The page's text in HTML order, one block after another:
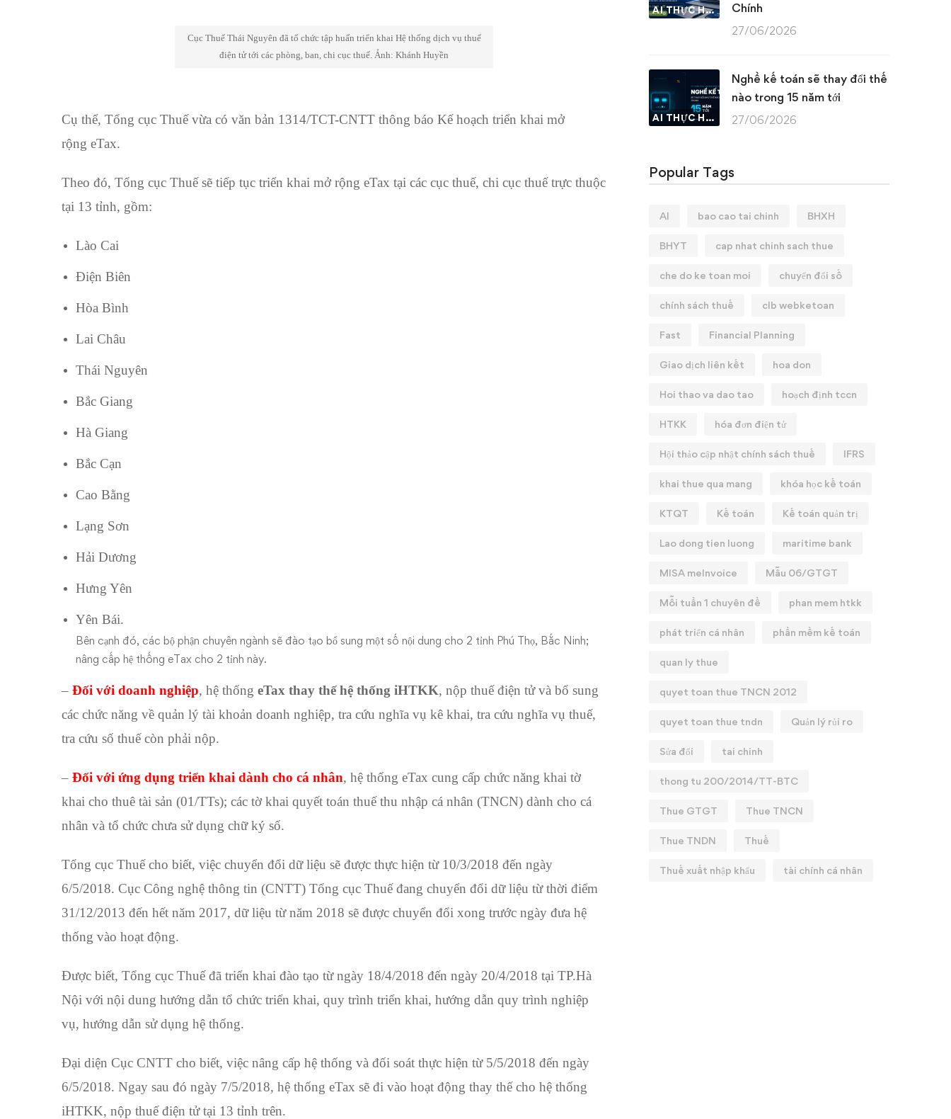
(eTax)
Cục Thuế Thái Nguyên đã tổ chức tập huấn triển khai Hệ thống dịch vụ thuế
điện tử tới các phòng, ban, chi cục thuế. Ảnh: Khánh Huyền
Cụ thể, Tổng cục Thuế vừa có văn bản 1314/TCT-CNTT thông báo Kế hoạch triển khai mở
rộng eTax.
Theo đó, Tổng cục Thuế sẽ tiếp tục triển khai mở rộng eTax tại các cục thuế, chi cục thuế trực thuộc
tại 13 tỉnh, gồm:
Lào Cai
Điện Biên
Hòa Bình
Lai Châu
Thái Nguyên
Bắc Giang
Hà Giang
Bắc Cạn
Cao Bằng
Lạng Sơn
Hải Dương
Hưng Yên
Yên Bái.
Bên cạnh đó, các bộ phận chuyên ngành sẽ đào tạo bổ sung một số nội dung cho 2 tỉnh Phú Thọ, Bắc Ninh;
nâng cấp hệ thống eTax cho 2 tỉnh này.
– Đối với doanh nghiệp, hệ thống eTax thay thế hệ thống iHTKK, nộp thuế điện tử và bổ sung
các chức năng về quản lý tài khoản doanh nghiệp, tra cứu nghĩa vụ kê khai, tra cứu nghĩa vụ thuế,
tra cứu số thuế còn phải nộp.
– Đối với ứng dụng triển khai dành cho cá nhân, hệ thống eTax cung cấp chức năng khai tờ
khai cho thuê tài sản (01/TTs); các tờ khai quyết toán thuế thu nhập cá nhân (TNCN) dành cho cá
nhân và tổ chức chưa sử dụng chữ ký số.
Tổng cục Thuế cho biết, việc chuyển đổi dữ liệu sẽ được thực hiện từ 10/3/2018 đến ngày
6/5/2018. Cục Công nghệ thông tin (CNTT) Tổng cục Thuế đang chuyển đổi dữ liệu từ thời điểm
31/12/2013 đến hết năm 2017, dữ liệu từ năm 2018 sẽ được chuyển đổi xong trước ngày đưa hệ
thống vào hoạt động.
Được biết, Tổng cục Thuế đã triển khai đào tạo từ ngày 18/4/2018 đến ngày 20/4/2018 tại TP.Hà
Nội với nội dung hướng dẫn tổ chức triển khai, quy trình triển khai, hướng dẫn quy trình nghiệp
vụ, hướng dẫn sử dụng hệ thống.
Đại diện Cục CNTT cho biết, việc nâng cấp hệ thống và đối soát thực hiện từ 5/5/2018 đến ngày
6/5/2018. Ngay sau đó ngày 7/5/2018, hệ thống eTax sẽ đi vào hoạt động thay thế cho hệ thống
iHTKK, nộp thuế điện tử tại 13 tỉnh trên.
AI THỰC HÀNH
Chính
27/06/2026
AI THỰC HÀNH
Nghề kế toán sẽ thay đổi thế
nào trong 15 năm tới
27/06/2026
Popular Tags
AI bao cao tai chinh BHXH
BHYT cap nhat chinh sach thue
che do ke toan moi chuyển đổi số
chính sách thuế clb webketoan
Fast Financial Planning
Giao dịch liên kết hoa don
Hoi thao va dao tao hoạch định tccn
HTKK hóa đơn điện tử
Hội thảo cập nhật chính sách thuế IFRS
khai thue qua mang khóa học kế toán
KTQT Kế toán Kế toán quản trị
Lao dong tien luong maritime bank
MISA meInvoice Mẫu 06/GTGT
Mỗi tuần 1 chuyên đề phan mem htkk
phát triển cá nhân phần mềm kế toán
quan ly thue
quyet toan thue TNCN 2012
quyet toan thue tndn Quản lý rủi ro
Sửa đổi tai chinh
thong tu 200/2014/TT-BTC
Thue GTGT Thue TNCN
Thue TNDN Thuế
Thuế xuất nhập khẩu tài chính cá nhân